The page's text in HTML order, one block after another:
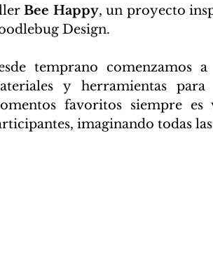
Bee Happy, un proyecto
Design.
temprano comenzamos
y herramientas
favoritos siempre
imaginando todas